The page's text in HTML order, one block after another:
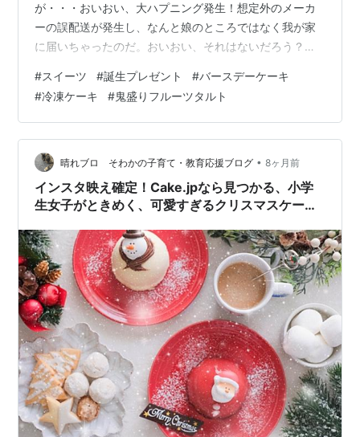
が・・・おいおい、大ハプニング発生！想定外のメーカ
ーの誤配送が発生し、なんと娘のところではなく我が家
に届いちゃったのだ。おいおい、それはないだろう？
誤って済むことでもないだろう？お祝いごとだからね。
台無しだよ〜。言っちゃなんだがムカつく。我が家に届
いたものは誤配送だもん。当然そちらで食べて頂くか捨
てて下さいとのこと。ならばっ台無しにされたものとし
て食すのは当たり前？権利だろう。躊躇せずに食ってや
るぞぉ〜！ っと1日冷蔵解凍！しかし、最近の冷凍技術っ
て…
#スイーツ #誕生プレゼント #バースデーケーキ
#冷凍ケーキ #鬼盛りフルーツタルト
晴れブロ そわかの子育て・教育応援ブログ • 8ヶ月前
インスタ映え確定！Cake.jpなら見つかる、小学
生女子がときめく、可愛すぎるクリスマスケーキ